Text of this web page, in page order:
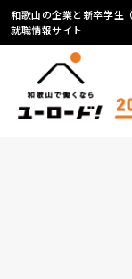
和歌山の企業と新卒学生
就職情報サイト